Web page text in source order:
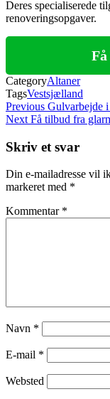
Deres specialiserede
renoveringsopgaver.
CategoryAltaner
TagsVestsjælland
Previous
Post
Previous Gulvarbejde
Next
Next Få tilbud fra
Skriv et svar
Din e-mailadresse vil
markeret med *
Kommentar *
Navn *
E-mail *
Websted